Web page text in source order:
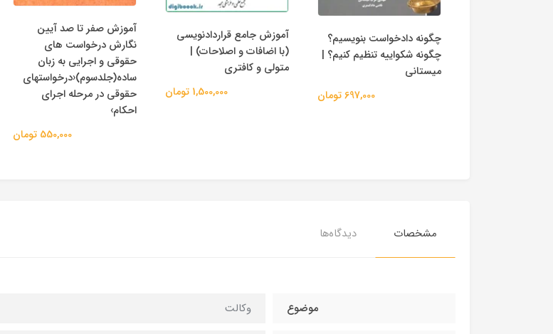
چگونه دادخواست بنویسیم؟
چگونه شکواییه تنظیم کنیم؟ |
میستانی
697,000 تومان
آموزش جامع قراردادنویسی
(با اضافات و اصلاحات) |
متولی و کافتری
1,500,000 تومان
آموزش صفر تا صد آیین
نگارش درخواست های
حقوقی و اجرایی به زبان
ساده(جلدسوم)‹درخواستهای
حقوقی در مرحله اجرای
احکام›
550,000 تومان
مشخصات دیدگاه‌ها
موضوع وکالت